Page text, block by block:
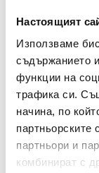
Настоящият
Използваме
съдържанието
функции на
трафика си.
начина, по
партньорските
партньори и
комбинират с
дом на
красивото
и са
Schöning.
Eclipse,
In tribute to
Belgian